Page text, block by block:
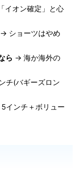
イオン確定」と心
→ ショーツはやめ
ら → 海か海外の
チ(バギーズロン
インチ＋ボリュー